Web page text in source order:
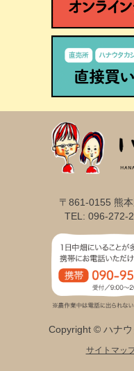
〒861-0155 熊
TEL: 096-272-
Copyright © ハナウ
サイトマッ